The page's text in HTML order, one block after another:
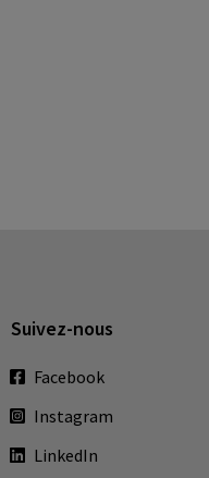
Suivez-nous
Facebook
Instagram
LinkedIn